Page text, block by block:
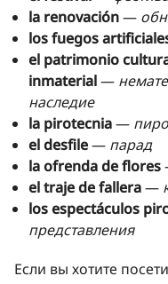
la renovación—
los fuegos
el patrimonio
inmaterial—
наследие
la pirotecnia—
el desfile— парад
la ofrenda de flores
el traje de fallera—
los espectáculos
представления
Если вы хотите